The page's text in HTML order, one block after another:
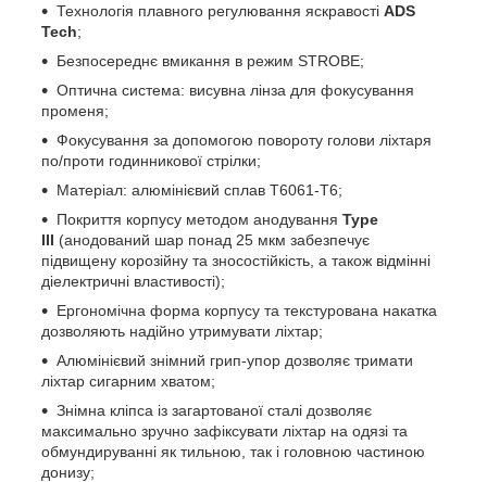
Технологія плавного регулювання яскравості ADS
Tech;
Безпосереднє вмикання в режим STROBE;
Оптична система: висувна лінза для фокусування
променя;
Фокусування за допомогою повороту голови ліхтаря
по/проти годинникової стрілки;
Матеріал: алюмінієвий сплав T6061-T6;
Покриття корпусу методом анодування Type
III (анодований шар понад 25 мкм забезпечує
підвищену корозійну та зносостійкість, а також відмінні
діелектричні властивості);
Ергономічна форма корпусу та текстурована накатка
дозволяють надійно утримувати ліхтар;
Алюмінієвий знімний грип-упор дозволяє тримати
ліхтар сигарним хватом;
Знімна кліпса із загартованої сталі дозволяє
максимально зручно зафіксувати ліхтар на одязі та
обмундируванні як тильною, так і головною частиною
донизу;